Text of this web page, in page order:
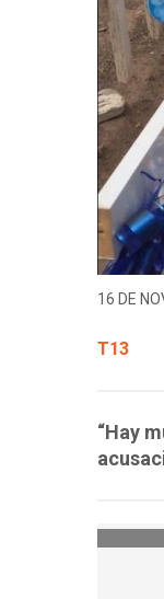
16 DE
T13
“Hay